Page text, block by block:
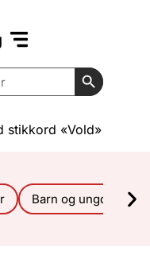
Search
stikkord «Vold»
Barn og ungdom